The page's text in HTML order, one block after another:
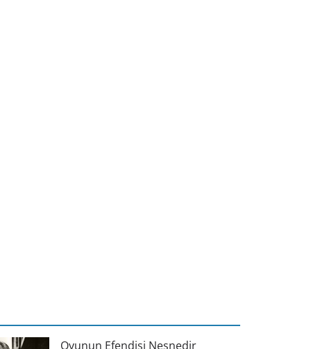
Oyunun Efendisi Nesnedir